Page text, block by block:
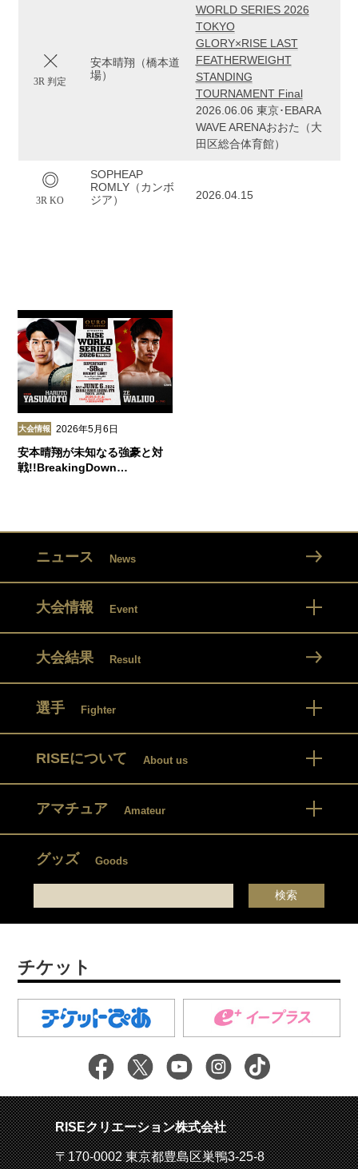
3R 判定
安本晴翔（橋本道
場）
WORLD SERIES 2026
TOKYO
GLORY×RISE LAST
FEATHERWEIGHT
STANDING
TOURNAMENT Final
2026.06.06 東京･EBARA
WAVE ARENAおおた（大
田区総合体育館）
3R KO
SOPHEAP
ROMLY（カンボ
ジア）
2026.04.15
大会情報 2026年5月6日
安本晴翔が未知なる強豪と対
戦!!BreakingDown…
ニュース News
大会情報 Event
大会結果 Result
選手 Fighter
RISEについて About us
アマチュア Amateur
グッズ Goods
チケット
RISEクリエーション株式会社
〒170-0002 東京都豊島区巣鴨3-25-8